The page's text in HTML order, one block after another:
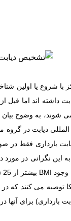
شروع یا اولین
اند اما قبل
خون یا تظاهرات اولیه آن (قبل
دیابت در گروه
بارداری فقط در
به این نگرانی در
توصیه می کنند که
بارداری) برای آنها